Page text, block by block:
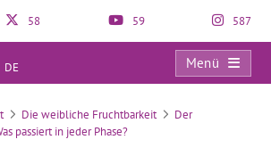
58 59 587
DE
Menü
Geschlechtshormone im Menstruationszyklus
Die weibliche Fruchtbarkeit
Der
passiert in jeder Phase?